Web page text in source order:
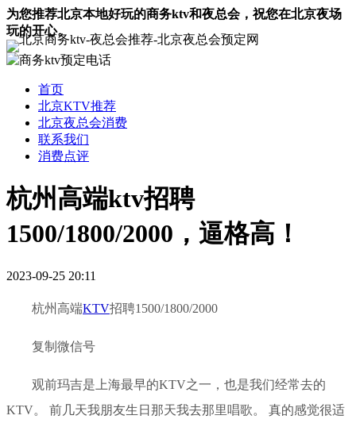
为您推荐北京本地好玩的商务ktv和夜总会，祝您在北京夜场
玩的开心。
首页
北京KTV推荐
北京夜总会消费
联系我们
消费点评
杭州高端ktv招聘
1500/1800/2000，逼格高！
2023-09-25 20:11
杭州高端KTV招聘1500/1800/2000
复制微信号
观前玛吉是上海最早的KTV之一，也是我们经常去的
KTV。 前几天我朋友生日那天我去那里唱歌。 真的感觉很适